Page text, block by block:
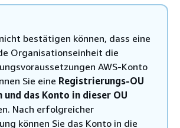
bestätigen können, dass eine
Organisationseinheit die
AWS-Konto
Sie eine Registrierungs-OU
und das Konto in dieser OU
Nach erfolgreicher
können Sie das Konto in die